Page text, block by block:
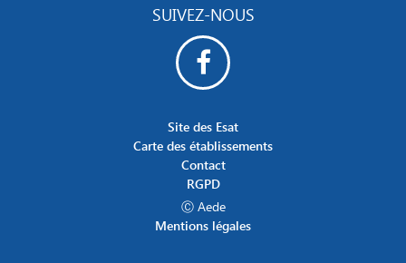
SUIVEZ-NOUS
Site des Esat
Carte des établissements
Contact
RGPD
Ⓒ Aede
Mentions légales